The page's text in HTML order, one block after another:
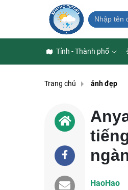
Tỉnh - Thành phố
Trang chủ ảnh đẹp
HaoHao